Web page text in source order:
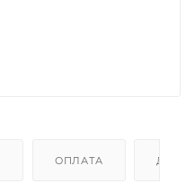
ОПЛАТА